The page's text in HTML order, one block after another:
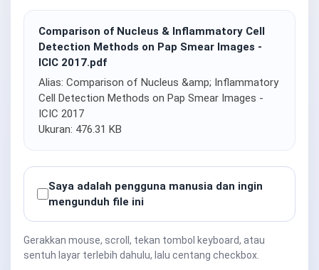
Comparison of Nucleus & Inflammatory Cell
Detection Methods on Pap Smear Images -
ICIC 2017.pdf
Alias: Comparison of Nucleus &amp; Inflammatory
Cell Detection Methods on Pap Smear Images -
ICIC 2017
Ukuran: 476.31 KB
Saya adalah pengguna manusia dan ingin
mengunduh file ini
Gerakkan mouse, scroll, tekan tombol keyboard, atau
sentuh layar terlebih dahulu, lalu centang checkbox.